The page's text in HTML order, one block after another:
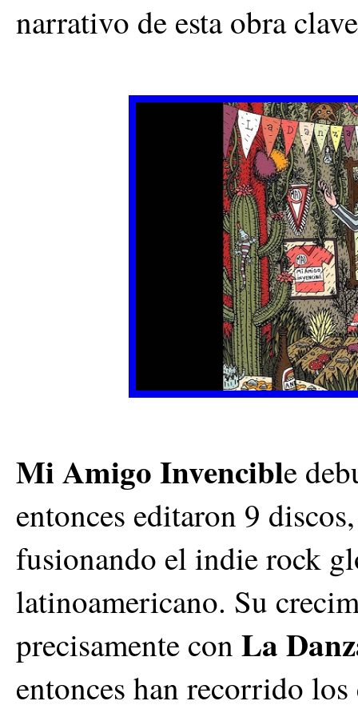
narrativo de esta obra
Mi Amigo Invencible
entonces editaron 9
fusionando el indie rock
latinoamericano. Su
precisamente con La
entonces han recorrido